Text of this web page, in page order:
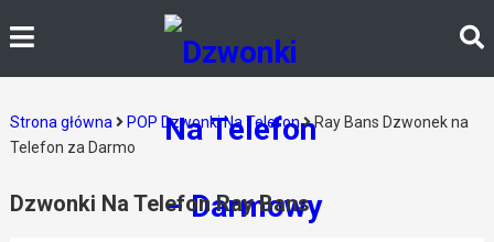
Strona główna POP Dzwonki Na Telefon
Ray Bans Dzwonek na
Telefon za Darmo
Dzwonki Na Telefon Ray Bans